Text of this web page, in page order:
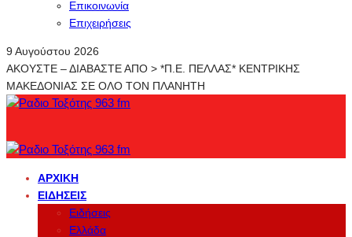
Επικοινωνία
Επιχειρήσεις
9 Αυγούστου 2026
ΑΚΟΥΣΤΕ – ΔΙΑΒΑΣΤΕ ΑΠΟ > *Π.Ε. ΠΕΛΛΑΣ* ΚΕΝΤΡΙΚΗΣ
ΜΑΚΕΔΟΝΙΑΣ ΣΕ ΟΛΟ ΤΟΝ ΠΛΑΝΗΤΗ
ΑΡΧΙΚΉ
ΕΙΔΉΣΕΙΣ
Ειδήσεις
Ελλάδα